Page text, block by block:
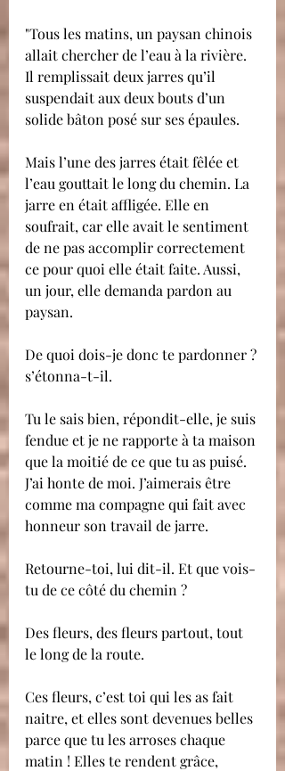
"Tous les matins, un paysan chinois
allait chercher de l’eau à la rivière.
Il remplissait deux jarres qu’il
suspendait aux deux bouts d’un
solide bâton posé sur ses épaules.
Mais l’une des jarres était fêlée et
l’eau gouttait le long du chemin. La
jarre en était affligée. Elle en
soufrait, car elle avait le sentiment
de ne pas accomplir correctement
ce pour quoi elle était faite. Aussi,
un jour, elle demanda pardon au
paysan.
De quoi dois-je donc te pardonner ?
s’étonna-t-il.
Tu le sais bien, répondit-elle, je suis
fendue et je ne rapporte à ta maison
que la moitié de ce que tu as puisé.
J’ai honte de moi. J’aimerais être
comme ma compagne qui fait avec
honneur son travail de jarre.
Retourne-toi, lui dit-il. Et que vois-
tu de ce côté du chemin ?
Des fleurs, des fleurs partout, tout
le long de la route.
Ces fleurs, c’est toi qui les as fait
naitre, et elles sont devenues belles
parce que tu les arroses chaque
matin ! Elles te rendent grâce,